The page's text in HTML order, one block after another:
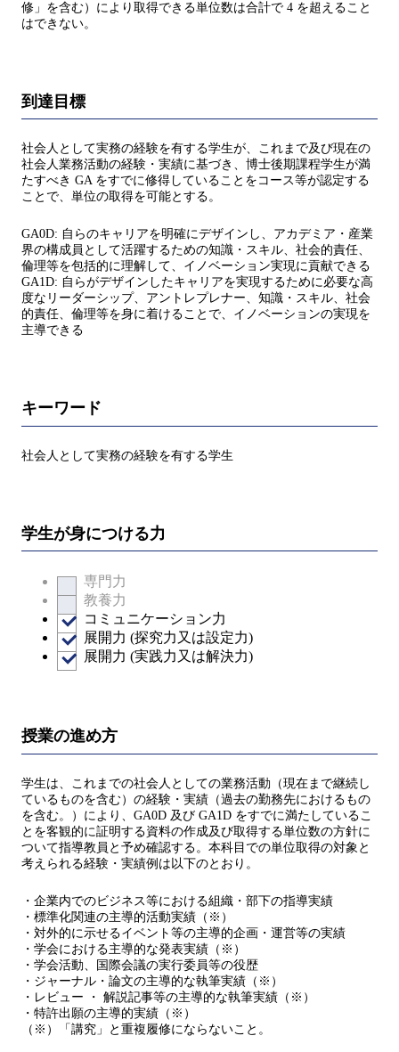
修」を含む）により取得できる単位数は合計で 4 を超えること
はできない。
到達目標
社会人として実務の経験を有する学生が、これまで及び現在の
社会人業務活動の経験・実績に基づき、博士後期課程学生が満
たすべき GA をすでに修得していることをコース等が認定する
ことで、単位の取得を可能とする。
GA0D: 自らのキャリアを明確にデザインし、アカデミア・産業
界の構成員として活躍するための知識・スキル、社会的責任、
倫理等を包括的に理解して、イノベーション実現に貢献できる
GA1D: 自らがデザインしたキャリアを実現するために必要な高
度なリーダーシップ、アントレプレナー、知識・スキル、社会
的責任、倫理等を身に着けることで、イノベーションの実現を
主導できる
キーワード
社会人として実務の経験を有する学生
学生が身につける力
専門力
教養力
コミュニケーション力
展開力 (探究力又は設定力)
展開力 (実践力又は解決力)
授業の進め方
学生は、これまでの社会人としての業務活動（現在まで継続し
ているものを含む）の経験・実績（過去の勤務先におけるもの
を含む。）により、GA0D 及び GA1D をすでに満たしているこ
とを客観的に証明する資料の作成及び取得する単位数の方針に
ついて指導教員と予め確認する。本科目での単位取得の対象と
考えられる経験・実績例は以下のとおり。
・企業内でのビジネス等における組織・部下の指導実績
・標準化関連の主導的活動実績（※）
・対外的に示せるイベント等の主導的企画・運営等の実績
・学会における主導的な発表実績（※）
・学会活動、国際会議の実行委員等の役歴
・ジャーナル・論文の主導的な執筆実績（※）
・レビュー ・ 解説記事等の主導的な執筆実績（※）
・特許出願の主導的実績（※）
（※）「講究」と重複履修にならないこと。